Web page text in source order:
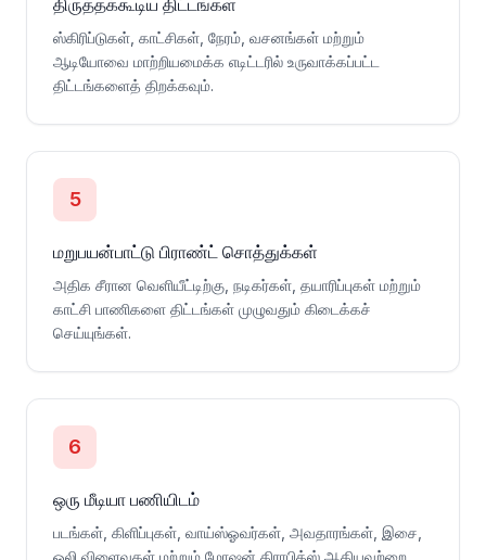
திருத்தக்கூடிய திட்டங்கள்
ஸ்கிரிப்டுகள், காட்சிகள், நேரம், வசனங்கள் மற்றும்
ஆடியோவை மாற்றியமைக்க எடிட்டரில் உருவாக்கப்பட்ட
திட்டங்களைத் திறக்கவும்.
5
மறுபயன்பாட்டு பிராண்ட் சொத்துக்கள்
அதிக சீரான வெளியீட்டிற்கு, நடிகர்கள், தயாரிப்புகள் மற்றும்
காட்சி பாணிகளை திட்டங்கள் முழுவதும் கிடைக்கச்
செய்யுங்கள்.
6
ஒரு மீடியா பணியிடம்
படங்கள், கிளிப்புகள், வாய்ஸ்ஓவர்கள், அவதாரங்கள், இசை,